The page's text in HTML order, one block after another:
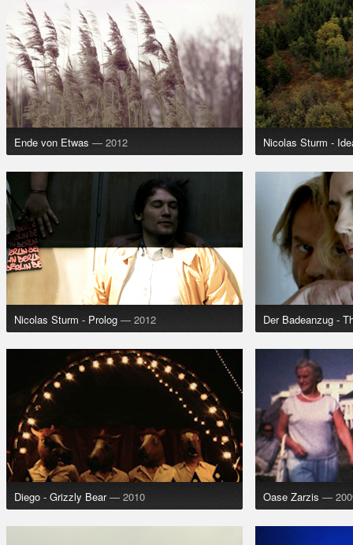
Ende von Etwas — 2012 Nicolas Sturm -
Nicolas Sturm - Prolog — 2012 Der Badeanzug -
Diego - Grizzly Bear — 2010 Oase Zarzis —